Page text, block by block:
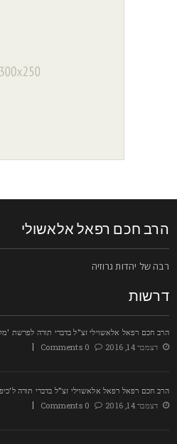
חכם רפאל אלאשולי
של יהדות גרוזיה
חכם רפאל אלאשוילי זצ"ל בדברי תורה לפרשת 'מקץ'
דצמבר 14, 2016
0 Comments
חכם רפאל רפאל אלאשוילי זצ"ל בדברי תורה ל'כיפור'
דצמבר 14, 2016
0 Comments